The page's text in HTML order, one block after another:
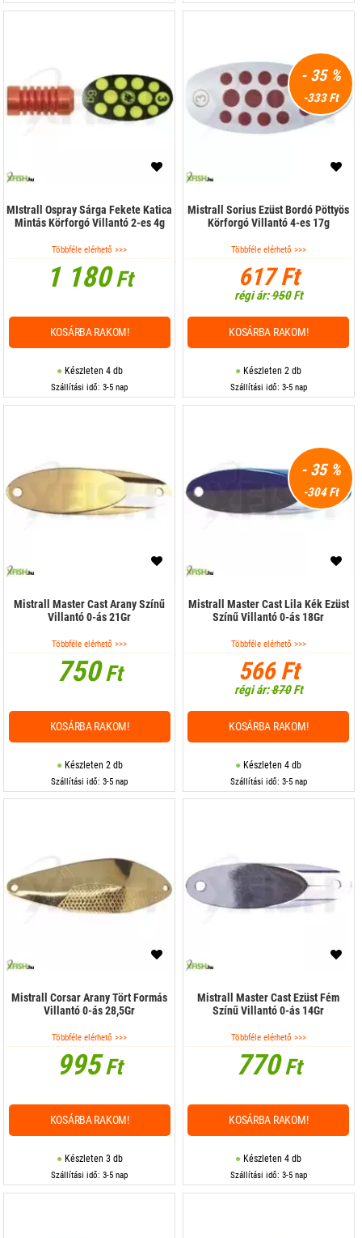
MIstrall Ospray Sárga Fekete Katica
Mintás Körforgó Villantó 2-es 4g
Többféle elérhető >>>
1 180Ft
Készleten 4 db
Szállítási idő: 3-5 nap
KOSÁRBA RAKOM!
- 35 %
-333 Ft
Mistrall Sorius Ezüst Bordó Pöttyös
Körforgó Villantó 4-es 17g
Többféle elérhető >>>
617 Ft
régi ár:950Ft
Készleten 2 db
Szállítási idő: 3-5 nap
KOSÁRBA RAKOM!
Mistrall Master Cast Arany Színű
Villantó 0-ás 21Gr
Többféle elérhető >>>
750Ft
Készleten 2 db
Szállítási idő: 3-5 nap
KOSÁRBA RAKOM!
- 35 %
-304 Ft
Mistrall Master Cast Lila Kék Ezüst
Színű Villantó 0-ás 18Gr
Többféle elérhető >>>
566 Ft
régi ár:870Ft
Készleten 4 db
Szállítási idő: 3-5 nap
KOSÁRBA RAKOM!
Mistrall Corsar Arany Tört Formás
Villantó 0-ás 28,5Gr
Többféle elérhető >>>
995Ft
Készleten 3 db
Szállítási idő: 3-5 nap
KOSÁRBA RAKOM!
Mistrall Master Cast Ezüst Fém
Színű Villantó 0-ás 14Gr
Többféle elérhető >>>
770Ft
Készleten 4 db
Szállítási idő: 3-5 nap
KOSÁRBA RAKOM!